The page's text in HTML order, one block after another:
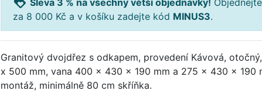
Sleva 3 % na všechny větší objednávky!
za 8 000 Kč a v košíku zadejte kód MINUS3.
Granitový dvojdřez s odkapem, provedení Kávová,
x 500 mm, vana 400 x 430 x 190 mm a 275 x 430 x 190
montáž, minimálně 80 cm skříňka.